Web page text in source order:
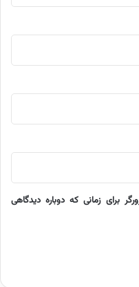
برای زمانی که دوباره دیدگاهی